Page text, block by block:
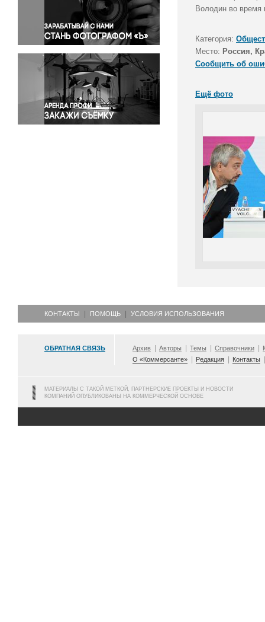
Правосудие
Происшествия и конфликты
Религия
Светская жизнь
Спорт
Экология
Экономика и бизнес
Володин во время
Категория:
Место: Россия,
Сообщить об
Ещё фото
КОНТАКТЫ ПОМОЩЬ УСЛОВИЯ ИСПОЛЬЗОВАНИЯ
ОБРАТНАЯ СВЯЗЬ Архив Авторы Темы Справочники
О «Коммерсанте»
Редакция Контакты
МАТЕРИАЛЫ С ТАКОЙ МЕТКОЙ, ПАРТНЕРСКИЕ ПРОЕКТЫ И НОВОСТИ
КОМПАНИЙ ОПУБЛИКОВАНЫ НА КОММЕРЧЕСКОЙ ОСНОВЕ